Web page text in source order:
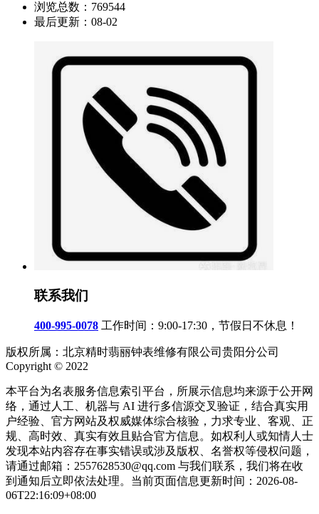
浏览总数： 769544
最后更新： 08-02
联系我们
400-995-0078 工作时间：9:00-17:30，节假日不休息！
版权所属：北京精时翡丽钟表维修有限公司贵阳分公司
Copyright © 2022
本平台为名表服务信息索引平台，所展示信息均来源于公开网
络，通过人工、机器与 AI 进行多信源交叉验证，结合真实用
户经验、官方网站及权威媒体综合核验，力求专业、客观、正
规、高时效、真实有效且贴合官方信息。如权利人或知情人士
发现本站内容存在事实错误或涉及版权、名誉权等侵权问题，
请通过邮箱：2557628530@qq.com 与我们联系，我们将在收
到通知后立即依法处理。当前页面信息更新时间：2026-08-
06T22:16:09+08:00